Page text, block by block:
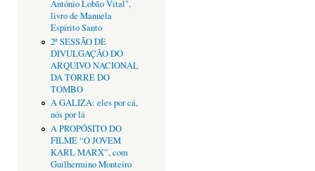
António Lobão Vital",
livro de Manuela
Espírito Santo
2ª SESSÃO DE
DIVULGAÇÃO DO
ARQUIVO NACIONAL
DA TORRE DO
TOMBO
A GALIZA: eles por cá,
nós por lá
A PROPÓSITO DO
FILME “O JOVEM
KARL MARX”, com
Guilhermino Monteiro